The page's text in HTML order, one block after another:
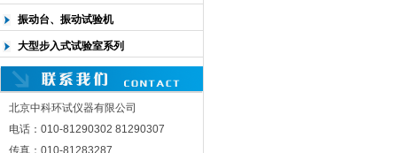
振动台、振动试验机
大型步入式试验室系列
北京中科环试仪器有限公司
电话：010-81290302 81290307
传真：010-81283287